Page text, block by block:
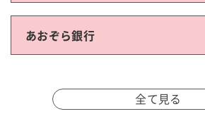
あおぞら銀行
全て見る